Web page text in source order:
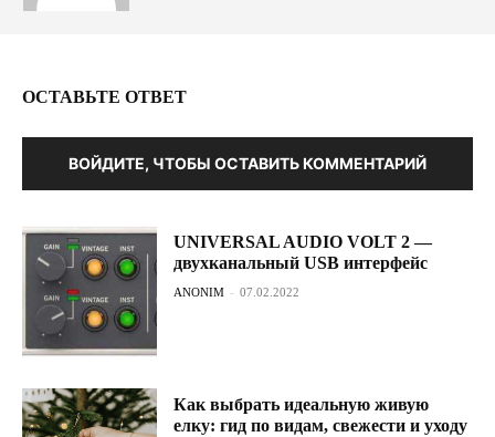
ОСТАВЬТЕ ОТВЕТ
ВОЙДИТЕ, ЧТОБЫ ОСТАВИТЬ КОММЕНТАРИЙ
UNIVERSAL AUDIO VOLT 2 —
двухканальный USB интерфейс
ANONIM - 07.02.2022
Как выбрать идеальную живую
елку: гид по видам, свежести и уходу